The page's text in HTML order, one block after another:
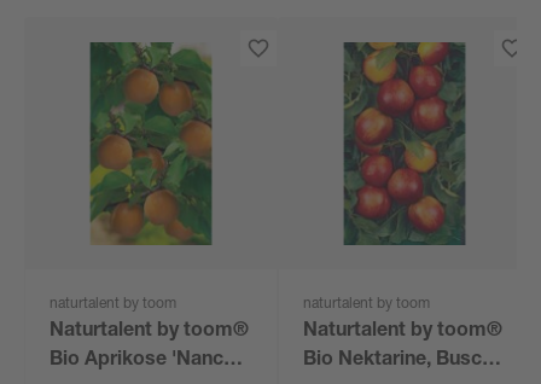
naturtalent by toom
Naturtalent by toom®
Bio Aprikose 'Nancy',
naturtalent by toom
Naturtalent by toom®
Bio Nektarine, Busch